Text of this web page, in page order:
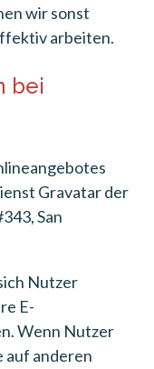
wir sonst
arbeiten.
bei
Gravatar der
San
Nutzer
E-
Wenn Nutzer
auf anderen